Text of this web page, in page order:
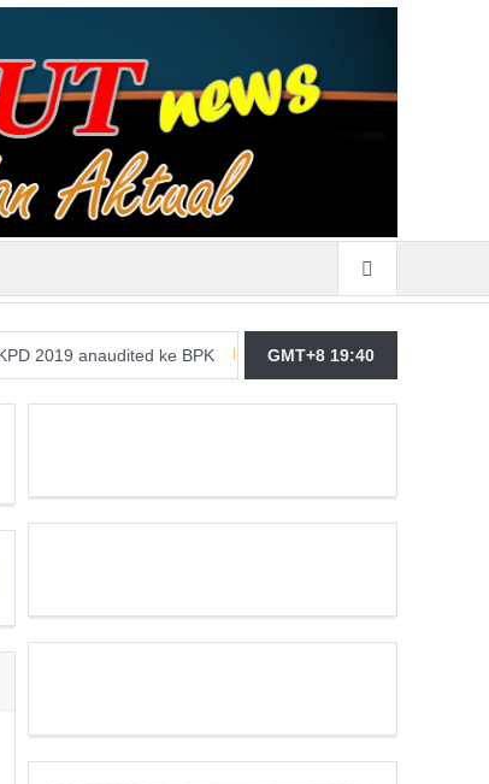
ke BPK Merasa Terpangil, GMBI Wilter Sulut Siap
GMT+8 19:40